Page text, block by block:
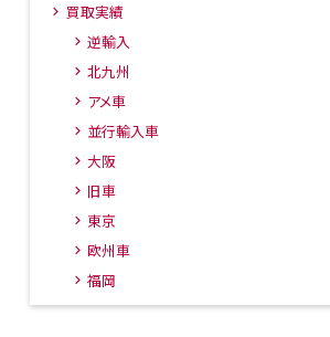
買取実績
逆輸入
北九州
アメ車
並行輸入車
大阪
旧車
東京
欧州車
福岡